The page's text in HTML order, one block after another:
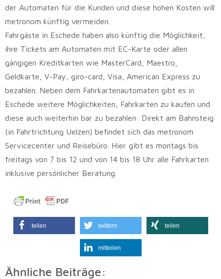
der Automaten für die Kunden und diese hohen Kosten will
metronom künftig vermeiden.
Fahrgäste in Eschede haben also künftig die Möglichkeit,
ihre Tickets am Automaten mit EC-Karte oder allen
gängigen Kreditkarten wie MasterCard, Maestro,
Geldkarte, V-Pay, giro-card, Visa, American Express zu
bezahlen. Neben dem Fahrkartenautomaten gibt es in
Eschede weitere Möglichkeiten, Fahrkarten zu kaufen und
diese auch weiterhin bar zu bezahlen: Direkt am Bahnsteig
(in Fahrtrichtung Uelzen) befindet sich das metronom
Servicecenter und Reisebüro. Hier gibt es montags bis
freitags von 7 bis 12 und von 14 bis 18 Uhr alle Fahrkarten
inklusive persönlicher Beratung.
teilen twittern teilen
mitteilen
Ähnliche Beiträge: